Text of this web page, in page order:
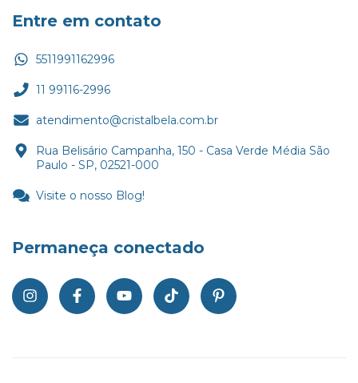
Entre em contato
5511991162996
11 99116-2996
atendimento@cristalbela.com.br
Rua Belisário Campanha, 150 - Casa Verde Média São
Paulo - SP, 02521-000
Visite o nosso Blog!
Permaneça conectado